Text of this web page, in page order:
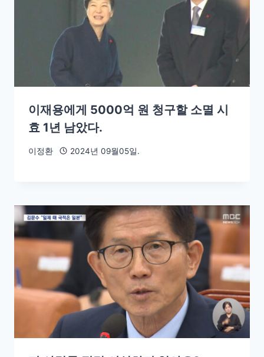
이재용에게 5000억 원 청구할 소멸 시
효 1년 남았다.
이정환 2024년 09월05일.